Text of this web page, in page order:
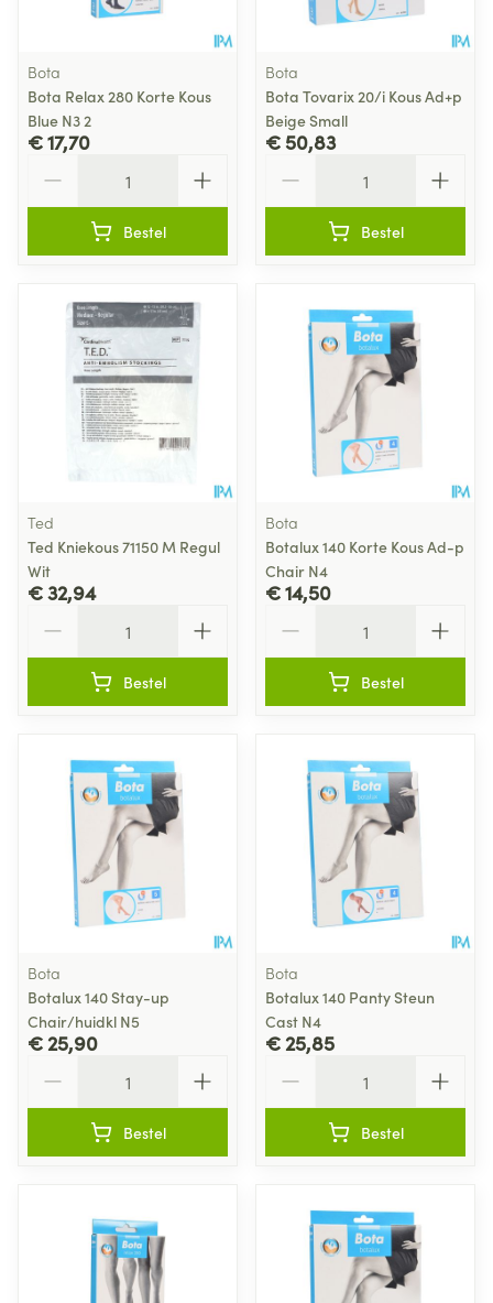
Bota
Bota Relax 280 Korte Kous
Blue N3 2
€ 17,70
Bestel
Bota
Bota Tovarix 20/i Kous Ad+p
Beige Small
€ 50,83
Bestel
Ted
Ted Kniekous 71150 M Regul
Wit
€ 32,94
Bestel
Bota
Botalux 140 Korte Kous Ad-p
Chair N4
€ 14,50
Bestel
Bota
Botalux 140 Stay-up
Chair/huidkl N5
€ 25,90
Bestel
Bota
Botalux 140 Panty Steun
Cast N4
€ 25,85
Bestel